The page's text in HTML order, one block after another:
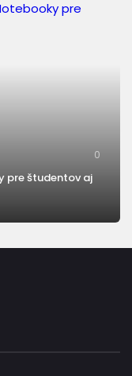
0
pre študentov aj